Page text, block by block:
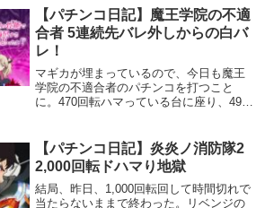
【パチンコ日記】魔王学院の不適
合者 5連続先バレ外しからの白バ
レ！
マギカが埋まっているので、今日も魔王
学院の不適合者のパチンコを打つこと
に。470回転ハマっている台に座り、490
外れる。早めの先バレを生かせない。
【パチンコ日記】炎炎ノ消防隊2
2,000回転ドハマり地獄
結局、昨日、1,000回転回して時間切れで
当たらないままで終わった。リベンジの